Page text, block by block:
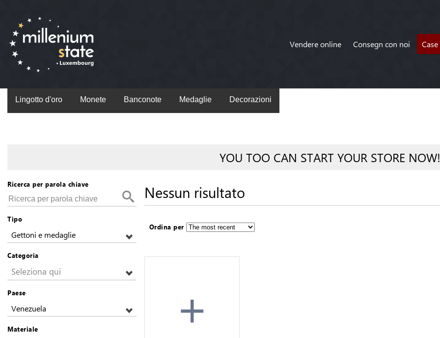
Vendere online Consegn con noi
Lingotto d'oro Monete Banconote Medaglie Decorazioni
YOU TOO CAN START YOUR STORE NOW!
Ricerca per parola chiave
Tipo
Gettoni e medaglie
Categoria
Seleziona qui
Paese
Venezuela
Materiale
Nessun risultato
Ordina per
+